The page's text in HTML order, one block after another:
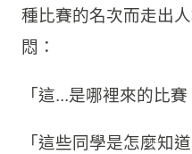
種比賽的名次而走出
悶：
「這...是哪裡來的比
「這些同學是怎麼知道